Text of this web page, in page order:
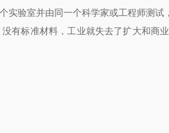
验室并由同一个科学家或工程师测试
有标准材料，工业就失去了扩大和商